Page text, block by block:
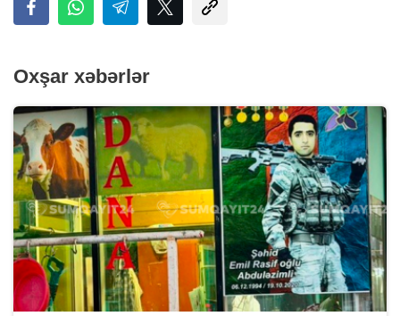
Oxşar xəbərlər